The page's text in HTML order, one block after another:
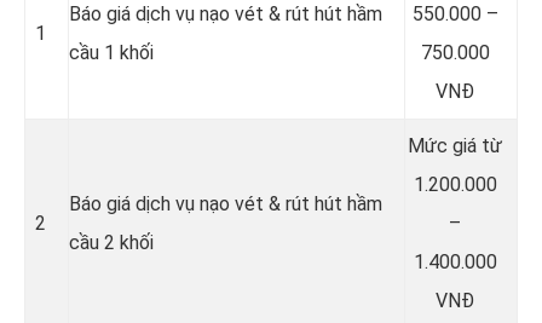
1
Báo giá dịch vụ nạo vét & rút hút hầm
cầu 1 khối
550.000 –
750.000
VNĐ
2
Báo giá dịch vụ nạo vét & rút hút hầm
cầu 2 khối
Mức giá từ
1.200.000
–
1.400.000
VNĐ